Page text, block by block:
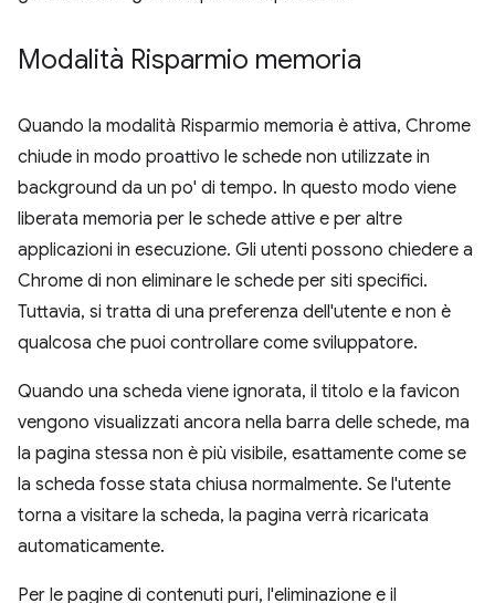
Modalità Risparmio memoria
Quando la modalità Risparmio memoria è attiva, Chrome
chiude in modo proattivo le schede non utilizzate in
background da un po' di tempo. In questo modo viene
liberata memoria per le schede attive e per altre
applicazioni in esecuzione. Gli utenti possono chiedere a
Chrome di non eliminare le schede per siti specifici.
Tuttavia, si tratta di una preferenza dell'utente e non è
qualcosa che puoi controllare come sviluppatore.
Quando una scheda viene ignorata, il titolo e la favicon
vengono visualizzati ancora nella barra delle schede, ma
la pagina stessa non è più visibile, esattamente come se
la scheda fosse stata chiusa normalmente. Se l'utente
torna a visitare la scheda, la pagina verrà ricaricata
automaticamente.
Per le pagine di contenuti puri, l'eliminazione e il